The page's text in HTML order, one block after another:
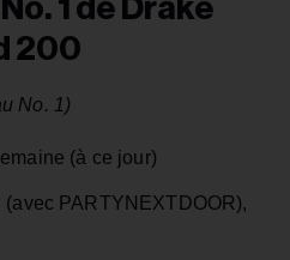
1 de Drake
200
No. 1)
(à ce jour)
PARTYNEXTDOOR),